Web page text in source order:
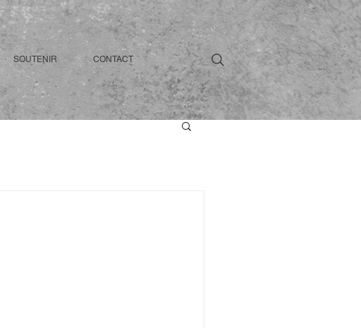
SOUTENIR CONTACT